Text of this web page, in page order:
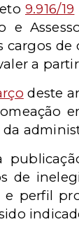
9.916/19
e
cargos de
a
deste
de
e perfil